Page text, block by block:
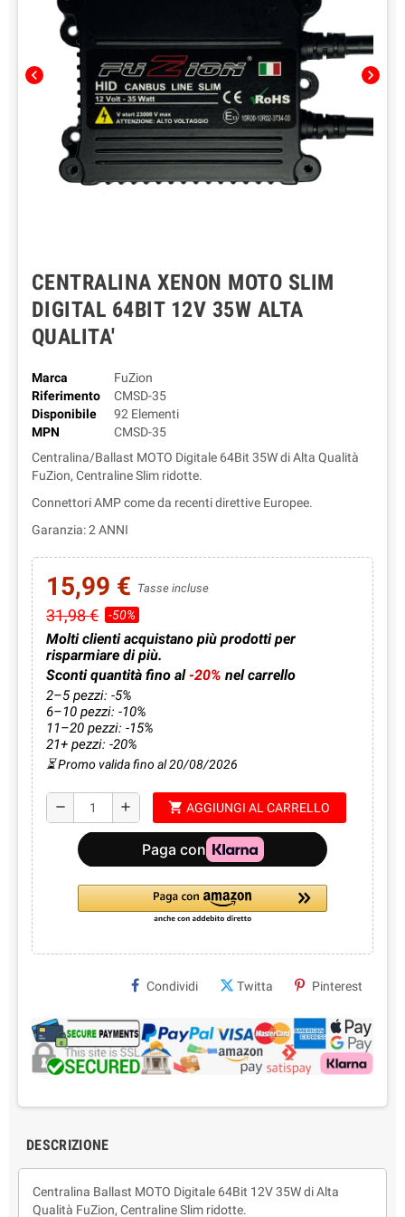
chevron_left chevron_right
CENTRALINA XENON MOTO SLIM
DIGITAL 64BIT 12V 35W ALTA
QUALITA'
Marca
FuZion
Riferimento
CMSD-35
Disponibile
92 Elementi
MPN
CMSD-35
Centralina/Ballast MOTO Digitale 64Bit 35W di Alta Qualità
FuZion, Centraline Slim ridotte.
Connettori AMP come da recenti direttive Europee.
Garanzia: 2 ANNI
15,99 € Tasse incluse
31,98 € -50%
Molti clienti acquistano più prodotti per
risparmiare di più.
Sconti quantità fino al-20% nel carrello
2–5 pezzi: -5%
6–10 pezzi: -10%
11–20 pezzi: -15%
21+ pezzi: -20%
⏳ Promo valida fino al 20/08/2026
remove add shopping_cart AGGIUNGI AL CARRELLO
Condividi Twitta Pinterest
DESCRIZIONE
Centralina Ballast MOTO Digitale 64Bit 12V 35W di Alta
Qualità FuZion, Centraline Slim ridotte.